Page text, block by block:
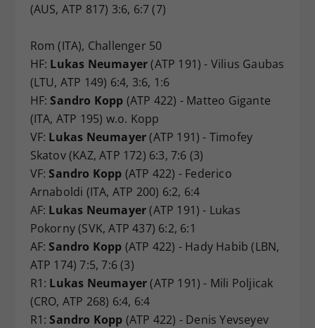
(AUS, ATP 817) 3:6, 6:7 (7)
Rom (ITA), Challenger 50
HF: Lukas Neumayer(ATP 191) - Vilius Gaubas
(LTU, ATP 149) 6:4, 3:6, 1:6
HF:Sandro Kopp (ATP 422) - Matteo Gigante
(ITA, ATP 195) w.o. Kopp
VF: Lukas Neumayer(ATP 191) - Timofey
Skatov (KAZ, ATP 172) 6:3, 7:6 (3)
VF:Sandro Kopp (ATP 422) - Federico
Arnaboldi (ITA, ATP 200) 6:2, 6:4
AF: Lukas Neumayer(ATP 191) - Lukas
Pokorny (SVK, ATP 437) 6:2, 6:1
AF:Sandro Kopp (ATP 422) - Hady Habib (LBN,
ATP 174) 7:5, 7:6 (3)
R1: Lukas Neumayer(ATP 191) - Mili Poljicak
(CRO, ATP 268) 6:4, 6:4
R1:Sandro Kopp (ATP 422) - Denis Yevseyev